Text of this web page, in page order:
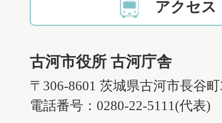
アクセス
古河市役所 古河庁舎
〒306-8601 茨城県古河市長谷
電話番号：0280-22-5111(代表)